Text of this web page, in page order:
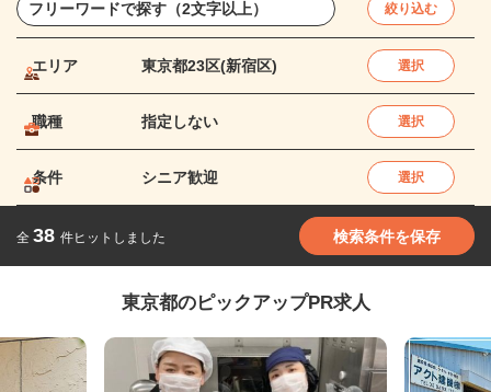
絞り込む
エリア 東京都23区(新宿区) 選択
職種 指定しない 選択
条件 シニア歓迎 選択
全 38 件ヒットしました 検索条件を保存
東京都のピックアップPR求人